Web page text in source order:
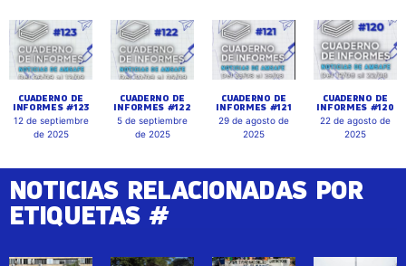
CUADERNO DE
INFORMES #123
12 de septiembre
de 2025
CUADERNO DE
INFORMES #122
5 de septiembre
de 2025
CUADERNO DE
INFORMES #121
29 de agosto de
2025
CUADERNO DE
INFORMES #120
22 de agosto de
2025
NOTICIAS RELACIONADAS POR
ETIQUETAS #